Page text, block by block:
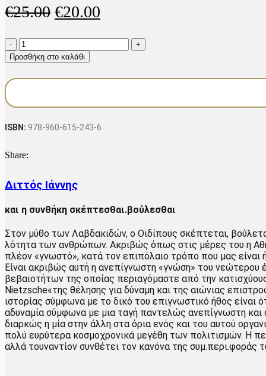
€25.00 Original
was:
€25.00.
€20.00
τιμή
Η
Εντροπία
του
Προσθήκη στο καλάθι
ISBN: 978-960-615-243-6
Share:
Διττός Ιάννης
και η συνθήκη σκέπτεσθαι.βούλεσθαι
Στον μύθο των Λαβδακιδών, ο Οιδίπους σκέπτεται,
λότητα των ανθρώπων. Ακριβώς όπως στις μέρες του η
πλέον «γνωστό», κατά τον επιπόλαιο τρόπο που μας
Είναι ακριβώς αυτή η ανεπίγνωστη «γνώση» του
βεβαιοτήτων της οποίας περιαγόμαστε από την
Nietzsche«της θέλησης για δύναμη και της αιώνιας
ιστορίας σύμφωνα με το δικό του επιγνωστικό ήθος είναι
αδυναμία σύμφωνα με μια ταγή παντελώς ανεπίγνωστη
διαρκώς η μία στην άλλη στα όρια ενός και του αυτού
πολύ ευρύτερα κοσμοχρονικά μεγέθη των πολιτισμών. Η
αλλά τουναντίον συνθέτει τον κανόνα της συμ.περι.φοράς